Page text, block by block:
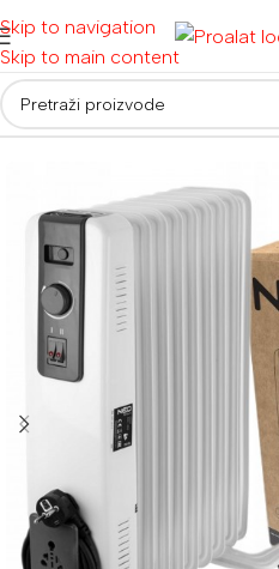
Skip to navigation
Skip to main content
Početna/ Ostalo/Grijalice i